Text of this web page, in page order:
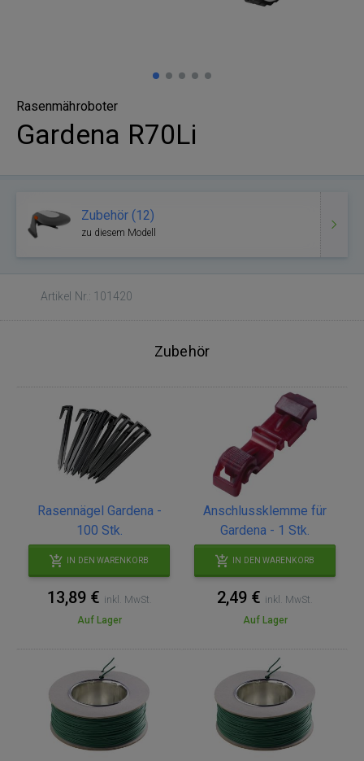
Rasenmähroboter
Gardena R70Li
Zubehör (12)
zu diesem Modell
Artikel Nr.: 101420
Zubehör
Rasennägel Gardena -
100 Stk.
IN DEN WARENKORB
13,89 € inkl. MwSt.
Auf Lager
Anschlussklemme für
Gardena - 1 Stk.
IN DEN WARENKORB
2,49 € inkl. MwSt.
Auf Lager